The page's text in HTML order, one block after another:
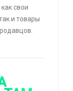
свои
и товары